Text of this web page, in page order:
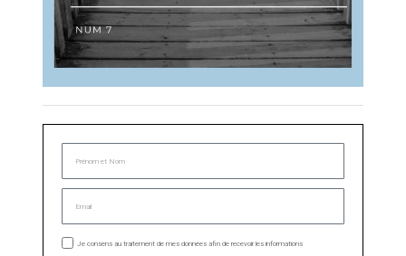
Je consens au traitement de mes données afin de recevoir les informations